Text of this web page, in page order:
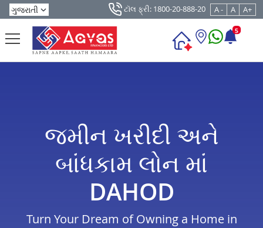
ટૉલ ફ્રી: 1800-20-888-20 A - A A+
5
જમીન ખરીદી અને
બાંધકામ લોન માં
DAHOD
Turn Your Dream of Owning a Home in